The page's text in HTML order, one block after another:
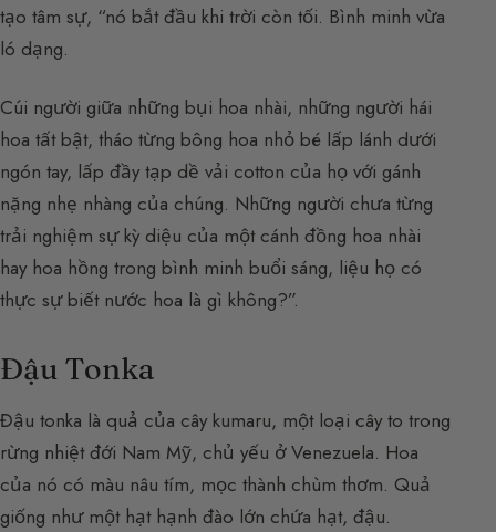
tạo tâm sự, “nó bắt đầu khi trời còn tối. Bình minh vừa
ló dạng.
Cúi người giữa những bụi hoa nhài, những người hái
hoa tất bật, tháo từng bông hoa nhỏ bé lấp lánh dưới
ngón tay, lấp đầy tạp dề vải cotton của họ với gánh
nặng nhẹ nhàng của chúng. Những người chưa từng
trải nghiệm sự kỳ diệu của một cánh đồng hoa nhài
hay hoa hồng trong bình minh buổi sáng, liệu họ có
thực sự biết nước hoa là gì không?”.
Đậu Tonka
Đậu tonka là quả của cây kumaru, một loại cây to trong
rừng nhiệt đới Nam Mỹ, chủ yếu ở Venezuela. Hoa
của nó có màu nâu tím, mọc thành chùm thơm. Quả
giống như một hạt hạnh đào lớn chứa hạt, đậu.